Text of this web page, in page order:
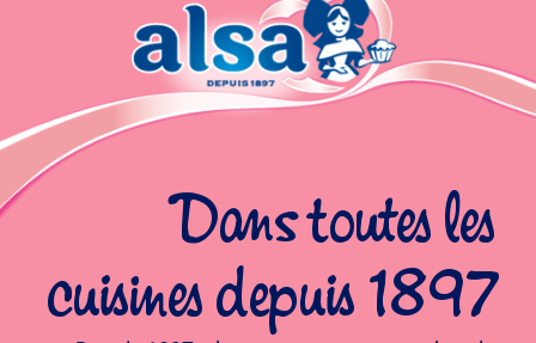
Dans toutes les
cuisines depuis 1897